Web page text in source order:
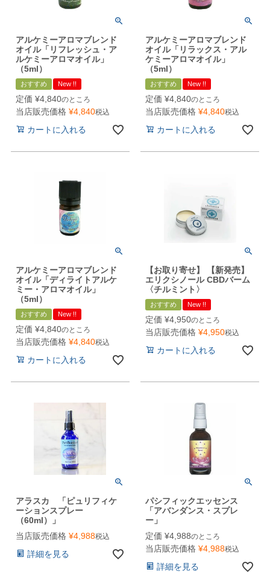
アルケミーアロマブレンド
オイル「リフレッシュ・ア
ルケミーアロマオイル」
（5ml）
おすすめ New !!
定価 ¥4,840のところ
当店販売価格 ¥4,840税込
カートに入れる
アルケミーアロマブレンド
オイル「リラックス・アル
ケミーアロマオイル」
（5ml）
おすすめ New !!
定価 ¥4,840のところ
当店販売価格 ¥4,840税込
カートに入れる
アルケミーアロマブレンド
オイル「ディライトアルケ
ミー・アロマオイル」
（5ml）
おすすめ New !!
定価 ¥4,840のところ
当店販売価格 ¥4,840税込
カートに入れる
【お取り寄せ】 【新発売】
エリクシノール CBDバーム
〈チルミント〉
おすすめ New !!
定価 ¥4,950のところ
当店販売価格 ¥4,950税込
カートに入れる
アラスカ 「ピュリフィケ
ーションスプレー
（60ml）」
当店販売価格 ¥4,988税込
詳細を見る
パシフィックエッセンス
「アバンダンス・スプレ
ー」
定価 ¥4,988のところ
当店販売価格 ¥4,988税込
詳細を見る